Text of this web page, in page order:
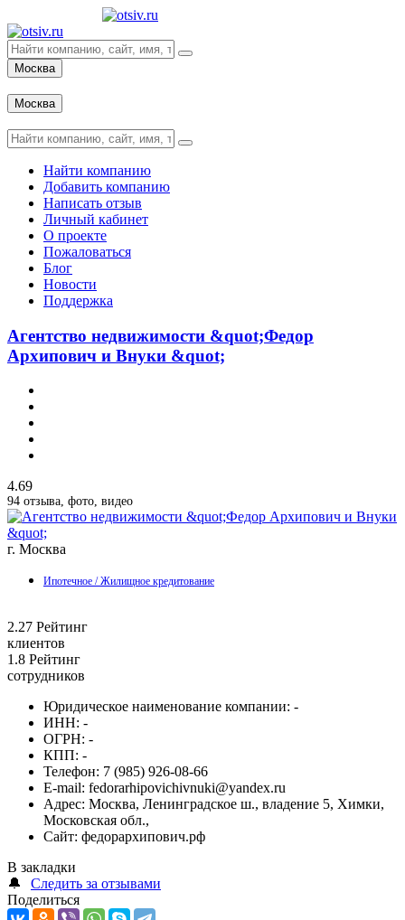
Москва
Москва
Найти компанию
Добавить компанию
Написать отзыв
Личный кабинет
О проекте
Пожаловаться
Блог
Новости
Поддержка
Агентство недвижимости &quot;Федор
Архипович и Внуки &quot;
4.69
94 отзыва, фото, видео
г. Москва
Ипотечное / Жилищное кредитование
2.27 Рейтинг
клиентов
1.8 Рейтинг
сотрудников
Юридическое наименование компании: -
ИНН: -
ОГРН: -
КПП: -
Телефон: 7 (985) 926-08-66
E-mail: fedorarhipovichivnuki@yandex.ru
Адрес: Москва, Ленинградское ш., владение 5, Химки,
Московская обл.,
Сайт: федорархипович.рф
В закладки
🔔
Следить за отзывами
Поделиться